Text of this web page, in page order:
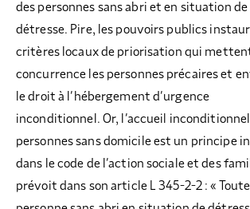
des personnes sans abri et en situation de
détresse. Pire, les pouvoirs publics
critères locaux de priorisation qui
concurrence les personnes précaires et
le droit à l’hébergement d’urgence
inconditionnel. Or, l’accueil
personnes sans domicile est un principe
dans le code de l’action sociale et des
prévoit dans son article L 345-2-2 : « Toute